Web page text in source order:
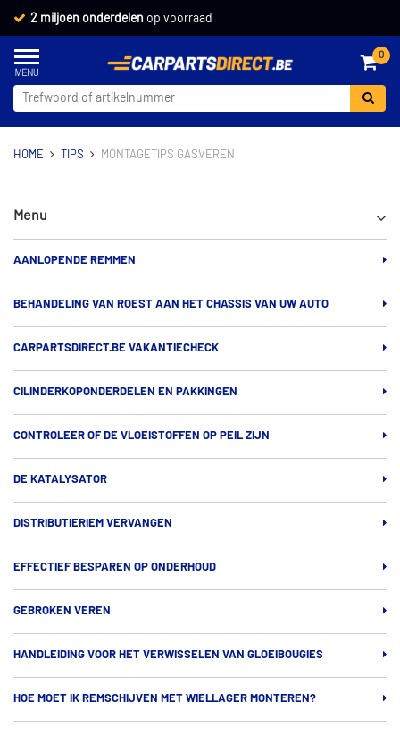
2 miljoen onderdelen op voorraad
0
HOME TIPS MONTAGETIPS GASVEREN
Menu
AANLOPENDE REMMEN
BEHANDELING VAN ROEST AAN HET CHASSIS VAN UW AUTO
CARPARTSDIRECT.BE VAKANTIECHECK
CILINDERKOPONDERDELEN EN PAKKINGEN
CONTROLEER OF DE VLOEISTOFFEN OP PEIL ZIJN
DE KATALYSATOR
DISTRIBUTIERIEM VERVANGEN
EFFECTIEF BESPAREN OP ONDERHOUD
GEBROKEN VEREN
HANDLEIDING VOOR HET VERWISSELEN VAN GLOEIBOUGIES
HOE MOET IK REMSCHIJVEN MET WIELLAGER MONTEREN?